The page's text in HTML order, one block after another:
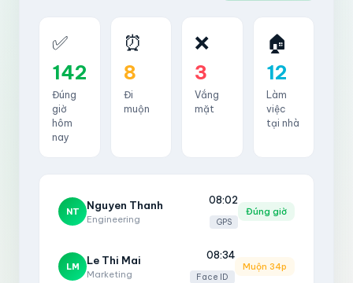
✅
142
Đúng
giờ
hôm
nay
⏰
8
Đi
muộn
❌
3
Vắng
mặt
🏠
12
Làm
việc
tại nhà
NT
Nguyen Thanh
Engineering
08:02
GPS
Đúng giờ
LM
Le Thi Mai
Marketing
08:34
Face ID
Muộn 34p